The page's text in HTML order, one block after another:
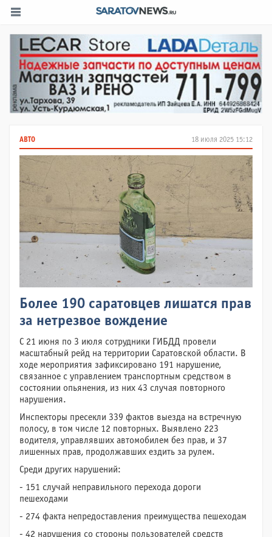
18 июля 2025 15:12
АВТО
Более 190 саратовцев лишатся прав
за нетрезвое вождение
С 21 июня по 3 июля сотрудники ГИБДД провели
масштабный рейд на территории Саратовской области. В
ходе мероприятия зафиксировано 191 нарушение,
связанное с управлением транспортным средством в
состоянии опьянения, из них 43 случая повторного
нарушения.
Инспекторы пресекли 339 фактов выезда на встречную
полосу, в том числе 12 повторных. Выявлено 223
водителя, управлявших автомобилем без прав, и 37
лишенных прав, продолжавших ездить за рулем.
Среди других нарушений:
- 151 случай неправильного перехода дороги
пешеходами
- 274 факта непредоставления преимущества пешеходам
- 42 нарушения со стороны пользователей средств